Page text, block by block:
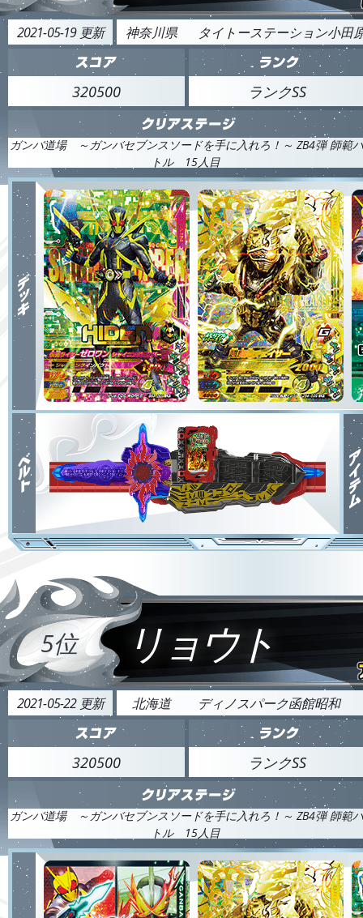
2021-05-19 更新 神奈川県 タイトーステーション小田
320500 ランクSS
ガンバ道場 ～ガンバセブンスソードを手に入れろ！～ ZB4弾 師範バ
トル 15人目
5位 リョウト
2021-05-22 更新 北海道 ディノスパーク函館昭和
320500 ランクSS
ガンバ道場 ～ガンバセブンスソードを手に入れろ！～ ZB4弾 師範バ
トル 15人目